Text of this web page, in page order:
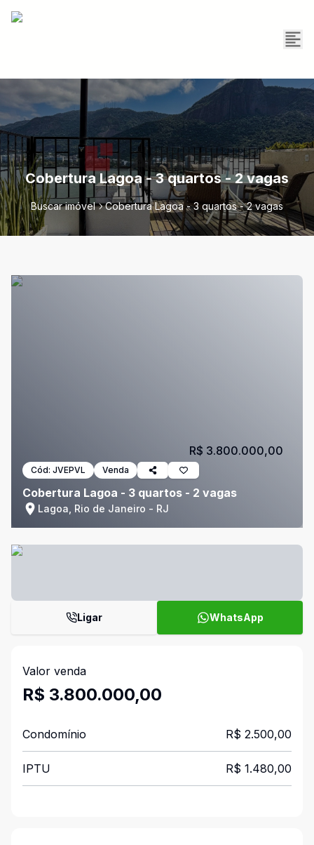
Cobertura Lagoa - 3 quartos - 2 vagas
Buscar imóvel Cobertura Lagoa - 3 quartos - 2 vagas
Cód: JVEPVL Venda
Cobertura Lagoa - 3 quartos - 2 vagas
Lagoa, Rio de Janeiro - RJ
R$ 3.800.000,00
Ligar WhatsApp
Valor venda
R$ 3.800.000,00
Condomínio R$ 2.500,00
IPTU R$ 1.480,00